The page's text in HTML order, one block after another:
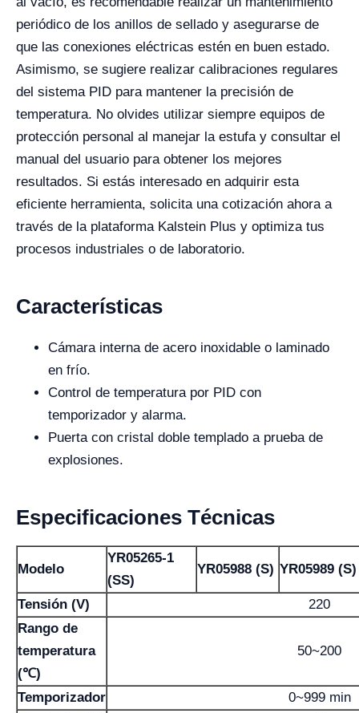
periódico de los anillos de sellado y asegurarse de
que las conexiones eléctricas estén en buen estado.
Asimismo, se sugiere realizar calibraciones regulares
del sistema PID para mantener la precisión de
temperatura. No olvides utilizar siempre equipos de
protección personal al manejar la estufa y consultar el
manual del usuario para obtener los mejores
resultados. Si estás interesado en adquirir esta
eficiente herramienta, solicita una cotización ahora a
través de la plataforma Kalstein Plus y optimiza tus
procesos industriales o de laboratorio.
Características
Cámara interna de acero inoxidable o laminado
en frío.
Control de temperatura por PID con
temporizador y alarma.
Puerta con cristal doble templado a prueba de
explosiones.
Especificaciones Técnicas
Modelo
YR05265-1
(SS)
YR05988 (S) YR05989 (S)
Tensión (V)
220
Rango de
temperatura
(℃)
50~200
Temporizador
0~999 min